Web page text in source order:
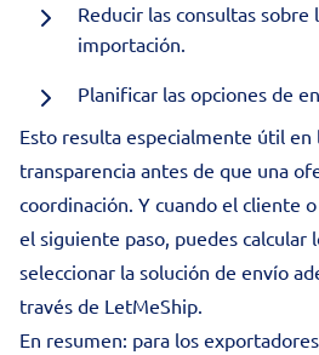
Reducir las consultas sobre
importación.
Planificar las opciones de
Esto resulta especialmente útil en
transparencia antes de que una
coordinación. Y cuando el cliente
el siguiente paso, puedes calcular
seleccionar la solución de envío
través de LetMeShip.
En resumen: para los